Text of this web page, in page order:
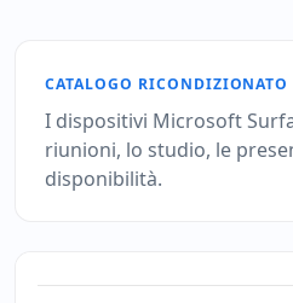
CATALOGO RICONDIZIONATO
I dispositivi Microsoft
riunioni, lo studio, le
disponibilità.